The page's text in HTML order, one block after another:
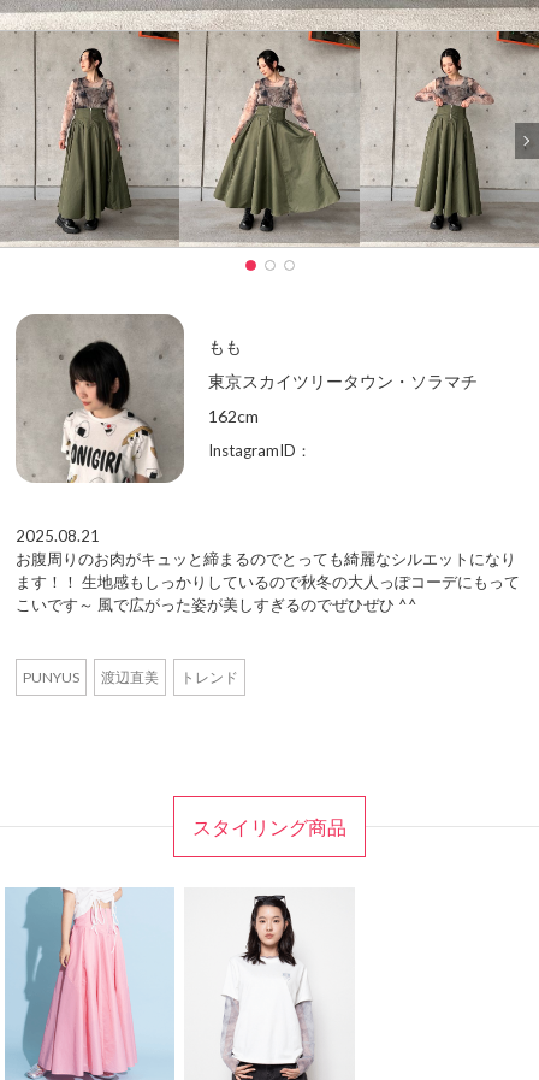
もも
東京スカイツリータウン・ソラマチ
162cm
InstagramID：
2025.08.21
お腹周りのお肉がキュッと締まるのでとっても綺麗なシルエットになり
ます！！ 生地感もしっかりしているので秋冬の大人っぽコーデにもって
こいです～ 風で広がった姿が美しすぎるのでぜひぜひ ^^
PUNYUS 渡辺直美 トレンド
スタイリング商品